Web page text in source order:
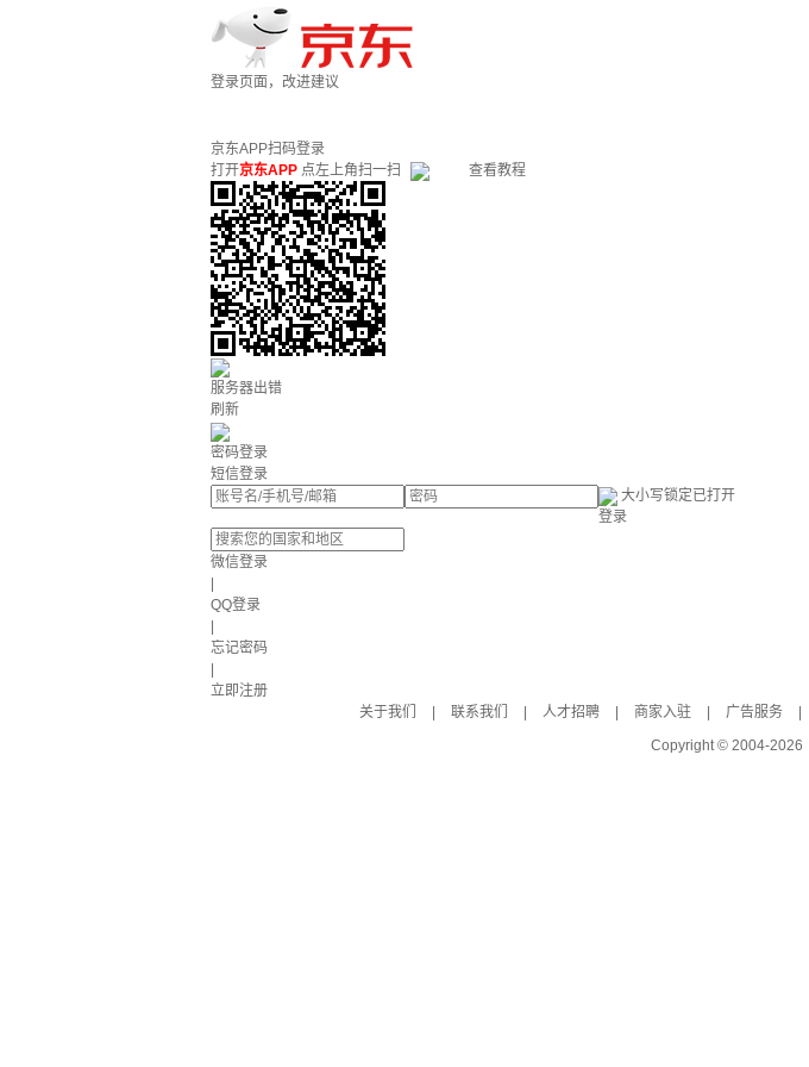
登录页面，改进建议
京东APP扫码登录
打开京东APP 点左上角扫一扫 查看教程
服务器出错
刷新
密码登录
短信登录
大小写锁定已打开
登录
微信登录
QQ登录
忘记密码
立即注册
关于我们
联系我们 人才招聘 商家入驻 广告服务
Copyright © 2004-2026